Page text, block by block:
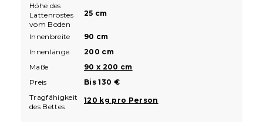
Höhe des
Lattenrostes
vom Boden
25 cm
Innenbreite
90 cm
Innenlänge
200 cm
Maße
90 x 200 cm
Preis
Bis 130 €
Tragfähigkeit
des Bettes
120 kg pro Person